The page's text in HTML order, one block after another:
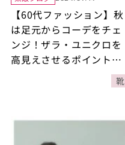
【60代ファッション】秋
は足元からコーデをチェ
ンジ！ザラ・ユニクロを
高見えさせるポイント
靴